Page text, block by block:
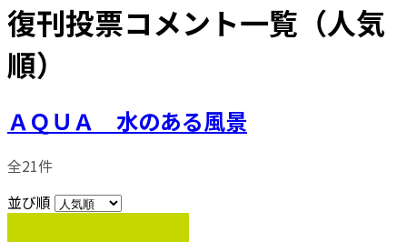
復刊投票コメント一覧（人気
順）
ＡＱＵＡ 水のある風景
全21件
並び順